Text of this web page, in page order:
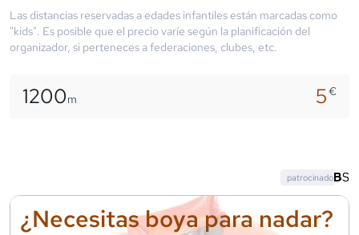
Las distancias reservadas a edades infantiles están marcadas como
"kids". Es posible que el precio varíe según la planificación del
organizador, si perteneces a federaciones, clubes, etc.
1200m 5€
¿Necesitas boya para nadar?
patrocinado